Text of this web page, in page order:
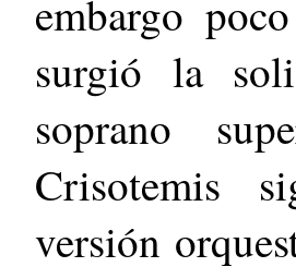
embargo
surgió la
soprano
Crisotemis
versión